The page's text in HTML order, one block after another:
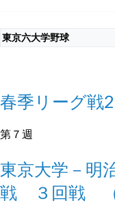
東京六大学野球
春季リーグ戦
第７週
東京大学－
戦
３回戦